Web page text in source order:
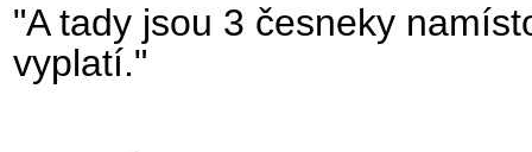
"A tady jsou 3 česneky
vyplatí."